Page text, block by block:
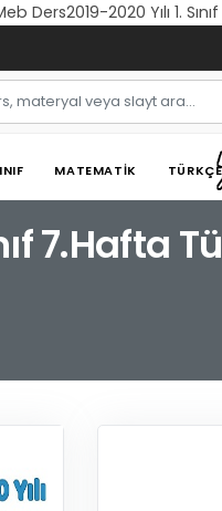
Ders2019-2020 Yılı 1.
MATEMATIK TÜRKÇE
7.Hafta